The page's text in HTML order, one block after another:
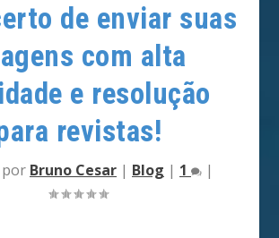
de enviar suas
com alta
e resolução
revistas!
por Bruno Cesar | Blog | 1 |